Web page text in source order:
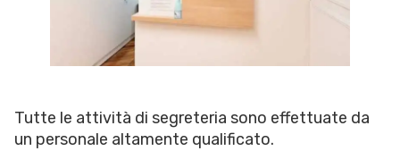
Tutte le attività di segreteria sono effettuate da
un personale altamente qualificato.